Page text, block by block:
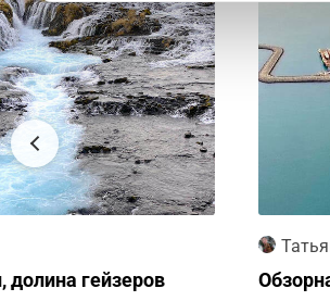
Обзорная экскурсия по